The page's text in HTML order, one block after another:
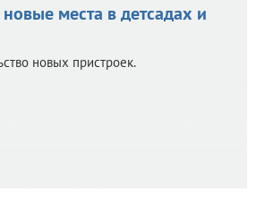
места в детсадах и
новых пристроек.